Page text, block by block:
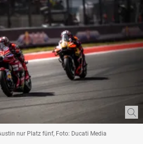
nur Platz fünf, Foto: Ducati Media